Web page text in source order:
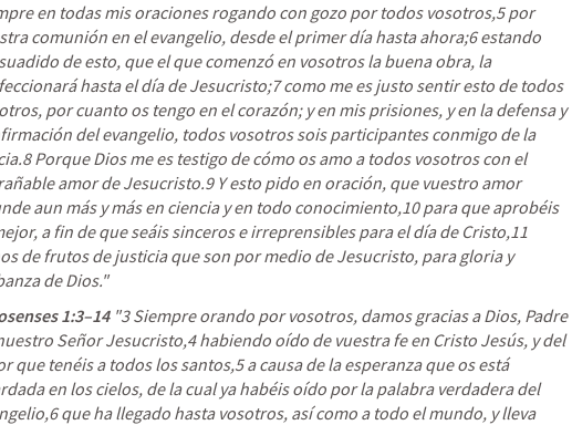
en todas mis oraciones rogando con gozo por todos vosotros,5 por
comunión en el evangelio, desde el primer día hasta ahora;6 estando
de esto, que el que comenzó en vosotros la buena obra, la
hasta el día de Jesucristo;7 como me es justo sentir esto de todos
por cuanto os tengo en el corazón; y en mis prisiones, y en la defensa y
del evangelio, todos vosotros sois participantes conmigo de la
Porque Dios me es testigo de cómo os amo a todos vosotros con el
amor de Jesucristo.9 Y esto pido en oración, que vuestro amor
aun más y más en ciencia y en todo conocimiento,10 para que aprobéis
a fin de que seáis sinceros e irreprensibles para el día de Cristo,11
de frutos de justicia que son por medio de Jesucristo, para gloria y
de Dios."
1:3–14 "3 Siempre orando por vosotros, damos gracias a Dios, Padre
Señor Jesucristo,4 habiendo oído de vuestra fe en Cristo Jesús, y del
que tenéis a todos los santos,5 a causa de la esperanza que os está
en los cielos, de la cual ya habéis oído por la palabra verdadera del
que ha llegado hasta vosotros, así como a todo el mundo, y lleva